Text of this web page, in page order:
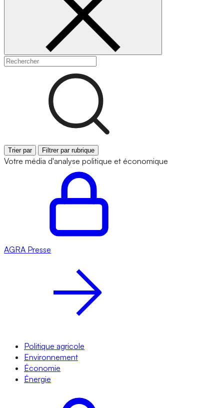
Trier par Filtrer par rubrique
Votre média d'analyse politique et économique
AGRA Presse
Politique agricole
Environnement
Économie
Énergie